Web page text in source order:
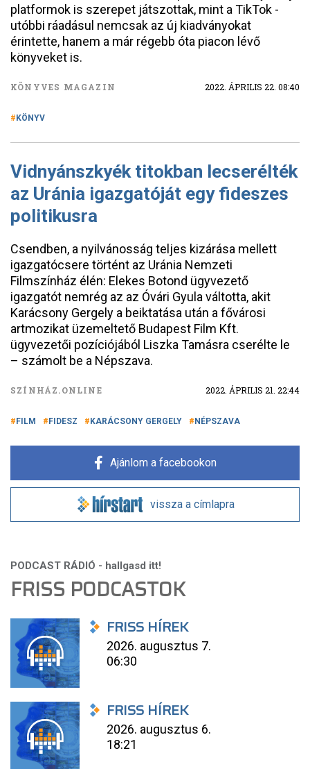
platformok is szerepet játszottak, mint a TikTok -
utóbbi ráadásul nemcsak az új kiadványokat
érintette, hanem a már régebb óta piacon lévő
könyveket is.
KÖNYVES MAGAZIN 2022. ÁPRILIS 22. 08:40
KÖNYV
Vidnyánszkyék titokban lecserélték
az Uránia igazgatóját egy fideszes
politikusra
Csendben, a nyilvánosság teljes kizárása mellett
igazgatócsere történt az Uránia Nemzeti
Filmszínház élén: Elekes Botond ügyvezető
igazgatót nemrég az az Óvári Gyula váltotta, akit
Karácsony Gergely a beiktatása után a fővárosi
artmozikat üzemeltető Budapest Film Kft.
ügyvezetői pozíciójából Liszka Tamásra cserélte le
– számolt be a Népszava.
SZÍNHÁZ.ONLINE 2022. ÁPRILIS 21. 22:44
FILM FIDESZ KARÁCSONY GERGELY NÉPSZAVA
Ajánlom a facebookon
vissza a címlapra
FRISS PODCASTOK
FRISS HÍREK
2026. augusztus 7.
06:30
FRISS HÍREK
2026. augusztus 6.
18:21